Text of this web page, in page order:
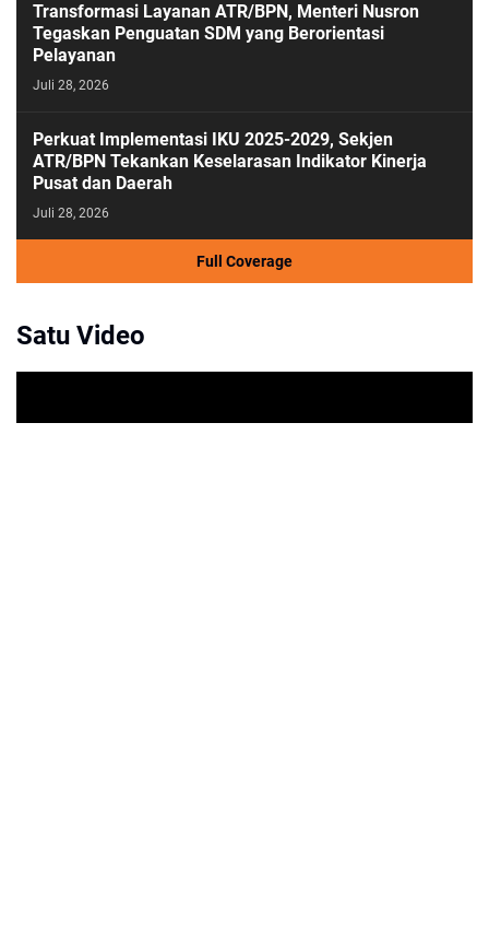
Transformasi Layanan ATR/BPN, Menteri Nusron
Tegaskan Penguatan SDM yang Berorientasi
Pelayanan
Juli 28, 2026
Perkuat Implementasi IKU 2025-2029, Sekjen
ATR/BPN Tekankan Keselarasan Indikator Kinerja
Pusat dan Daerah
Juli 28, 2026
Full Coverage
Satu Video